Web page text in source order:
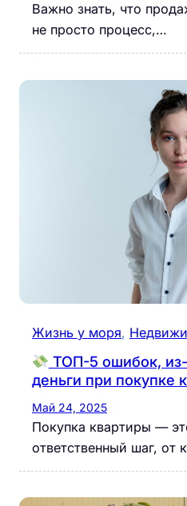
Важно знать, что
не просто процесс,…
Жизнь у моря,
ТОП-5 ошибок,
деньги при покупке
Май 24, 2025
Покупка квартиры —
ответственный шаг, от